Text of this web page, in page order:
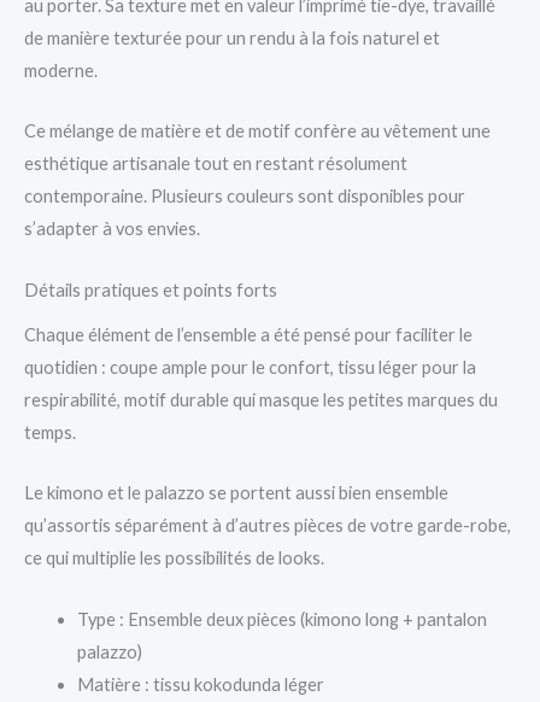
au porter. Sa texture met en valeur l’imprimé tie-dye, travaillé
de manière texturée pour un rendu à la fois naturel et
moderne.
Ce mélange de matière et de motif confère au vêtement une
esthétique artisanale tout en restant résolument
contemporaine. Plusieurs couleurs sont disponibles pour
s’adapter à vos envies.
Détails pratiques et points forts
Chaque élément de l’ensemble a été pensé pour faciliter le
quotidien : coupe ample pour le confort, tissu léger pour la
respirabilité, motif durable qui masque les petites marques du
temps.
Le kimono et le palazzo se portent aussi bien ensemble
qu’assortis séparément à d’autres pièces de votre garde-robe,
ce qui multiplie les possibilités de looks.
Type : Ensemble deux pièces (kimono long + pantalon
palazzo)
Matière : tissu kokodunda léger